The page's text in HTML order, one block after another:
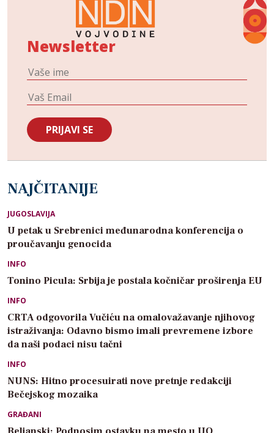
Newsletter
NAJČITANIJE
JUGOSLAVIJA
U petak u Srebrenici međunarodna konferencija o
proučavanju genocida
INFO
Tonino Picula: Srbija je postala kočničar proširenja EU
INFO
CRTA odgovorila Vučiću na omalovažavanje njihovog
istraživanja: Odavno bismo imali prevremene izbore
da naši podaci nisu tačni
INFO
NUNS: Hitno procesuirati nove pretnje redakciji
Bečejskog mozaika
GRAĐANI